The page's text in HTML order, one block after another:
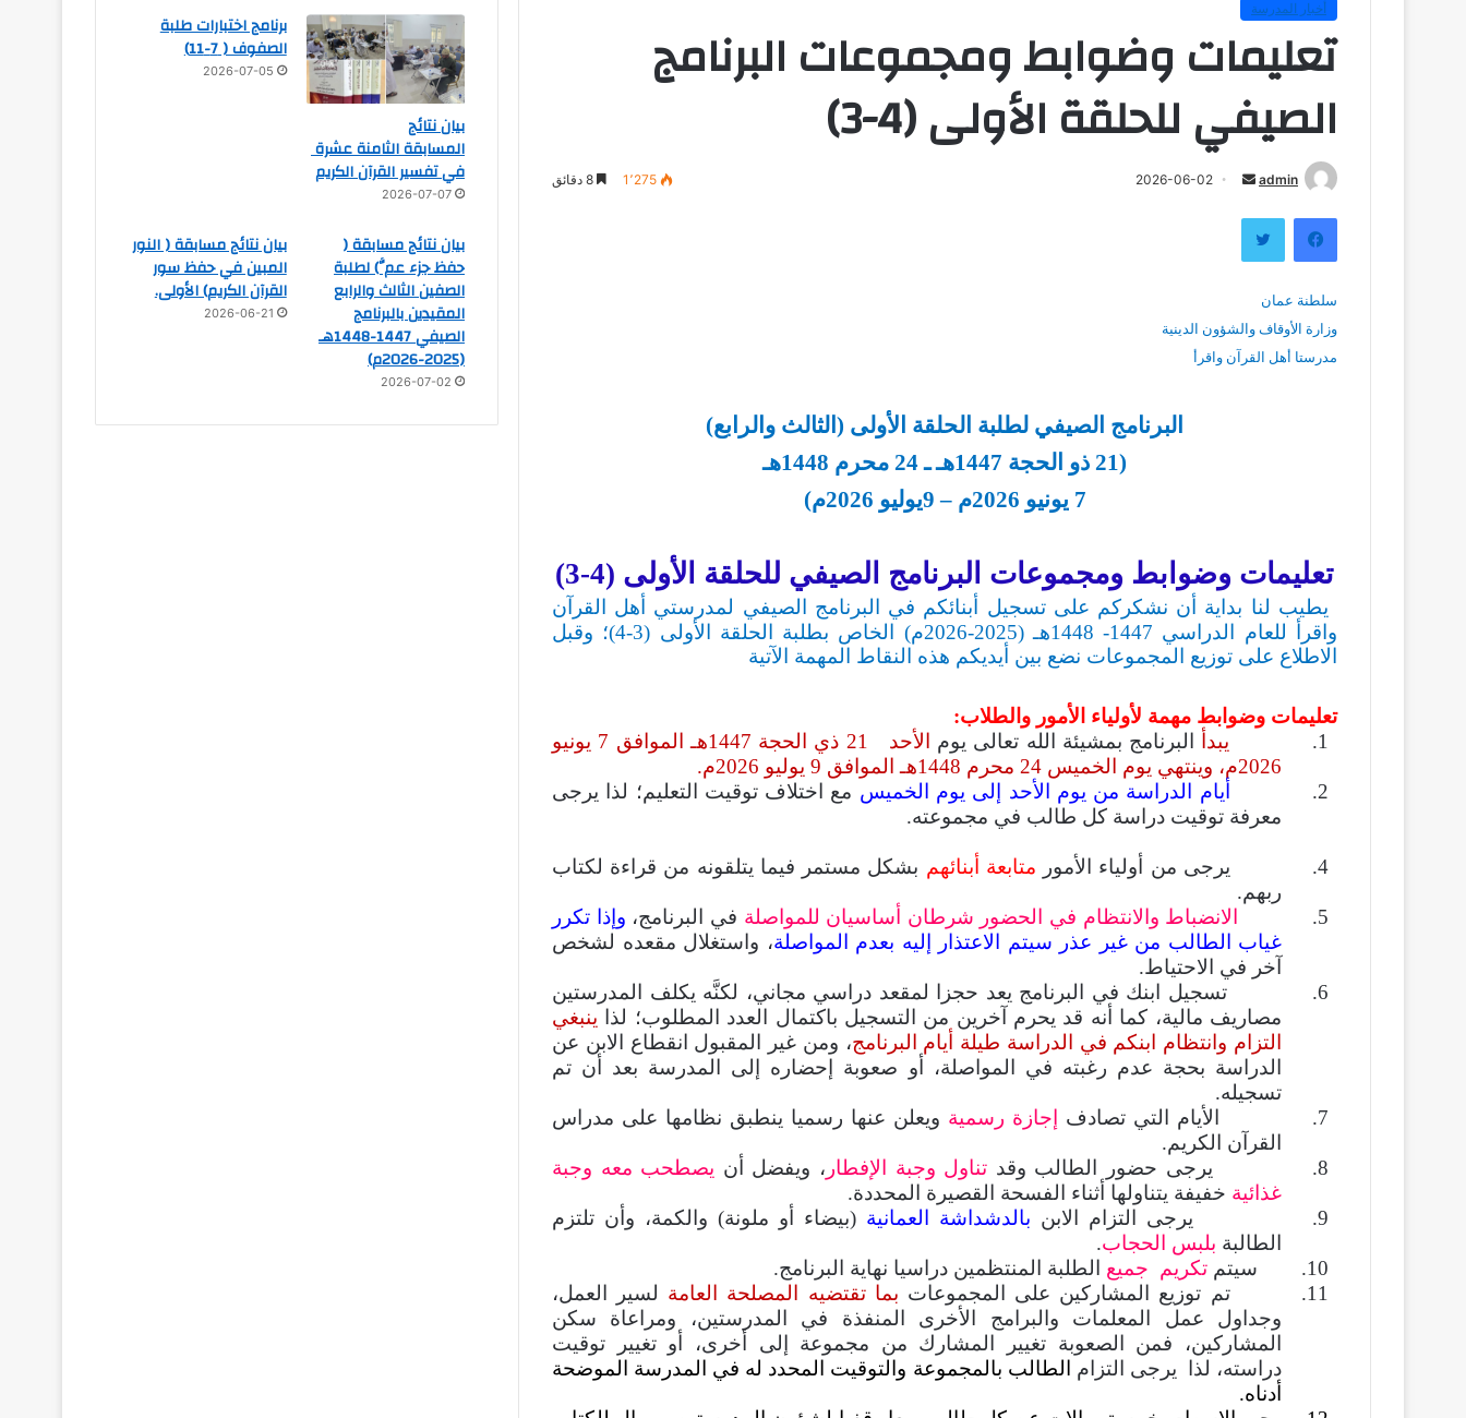
أخبار المدرسة
تعليمات وضوابط ومجموعات البرنامج
الصيفي للحلقة الأولى (4-3)
admin
أرسل 2026-06-02 1٬275
فيسبوك تويتر
سلطنة عمان
وزارة الأوقاف والشؤون الدينية
مدرستا أهل القرآن واقرأ
البرنامج الصيفي لطلبة الحلقة الأولى (الثالث والرابع)
(21 ذو الحجة 1447هـ ـ 24 محرم 1448هـ
7 يونيو 2026م – 9يوليو 2026م)
تعليمات وضوابط ومجموعات البرنامج الصيفي للحلقة الأولى (4-3)
يطيب لنا بداية أن نشكركم على تسجيل أبنائكم في البرنامج الصيفي لمدرستي أهل القرآن
واقرأ للعام الدراسي 1447- 1448هـ (2025-2026م) الخاص بطلبة الحلقة الأولى (3-4)؛ وقبل
الاطلاع على توزيع المجموعات نضع بين أيديكم هذه النقاط المهمة الآتية
تعليمات وضوابط مهمة لأولياء الأمور والطلاب:
1.
يبدأ البرنامج بمشيئة الله تعالى يوم الأحد
21 ذي الحجة 1447هـ الموافق 7 يونيو
2026م، وينتهي يوم الخميس 24 محرم 1448هـ الموافق 9 يوليو 2026م.
2.
أيام الدراسة من يوم الأحد إلى يوم الخميس مع اختلاف توقيت التعليم؛ لذا يرجى
معرفة توقيت دراسة كل طالب في مجموعته.
4. يرجى من أولياء الأمور متابعة أبنائهم بشكل مستمر فيما يتلقونه من قراءة لكتاب
ربهم.
5.
الانضباط والانتظام في الحضور شرطان أساسيان للمواصلة في البرنامج، وإذا تكرر
غياب الطالب من غير عذر سيتم الاعتذار إليه بعدم المواصلة، واستغلال مقعده لشخص
آخر في الاحتياط.
6. تسجيل ابنك في البرنامج يعد حجزا لمقعد دراسي مجاني، لكنَّه يكلف المدرستين
مصاريف مالية، كما أنه قد يحرم آخرين من التسجيل باكتمال العدد المطلوب؛ لذا ينبغي
التزام وانتظام ابنكم في الدراسة طيلة أيام البرنامج، ومن غير المقبول انقطاع الابن عن
الدراسة بحجة عدم رغبته في المواصلة، أو صعوبة إحضاره إلى المدرسة بعد أن تم
تسجيله.
7. الأيام التي تصادف
إجازة رسمية ويعلن عنها رسميا ينطبق نظامها على مدراس
القرآن الكريم.
8.
يرجى حضور الطالب وقد تناول وجبة الإفطار ، ويفضل أن يصطحب معه وجبة
غذائية خفيفة يتناولها أثناء الفسحة القصيرة المحددة.
9.
يرجى التزام الابن بالدشداشة العمانية (بيضاء أو ملونة) والكمة، وأن تلتزم
الطالبة بلبس الحجاب.
10.
سيتمتكريم جميع الطلبة المنتظمين دراسيا نهاية البرنامج.
11. تم توزيع المشاركين على المجموعات
بما تقتضيه المصلحة العامة لسير العمل،
وجداول عمل المعلمات والبرامج الأخرى المنفذة في المدرستين، ومراعاة سكن
المشاركين، فمن الصعوبة تغيير المشارك من مجموعة إلى أخرى، أو تغيير توقيت
دراسته، لذا يرجى التزام الطالب بالمجموعة والتوقيت المحدد له في المدرسة الموضحة
أدناه.
بيان نتائج
المسابقة الثامنة عشرة
في تفسير القرآن الكريم
2026-07-07
برنامج اختبارات طلبة
الصفوف ( 7-11)
2026-07-05
بيان نتائج مسابقة (
حفظ جزء عمَّ) لطلبة
الصفين الثالث والرابع
المقيدين بالبرنامج
الصيفي 1447-1448هـ
(2025-2026م)
2026-07-02
بيان نتائج مسابقة ( النور
المبين في حفظ سور
القرآن الكريم) الأولى.
2026-06-21